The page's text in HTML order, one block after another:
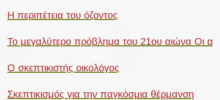
Η περιπέτεια του όζοντος
Το μεγαλύτερο πρόβλημα του 21ου αιώνα Οι
Ο σκεπτικιστής οικολόγος
Σκεπτικισμός για την παγκόσμια θέρμανση